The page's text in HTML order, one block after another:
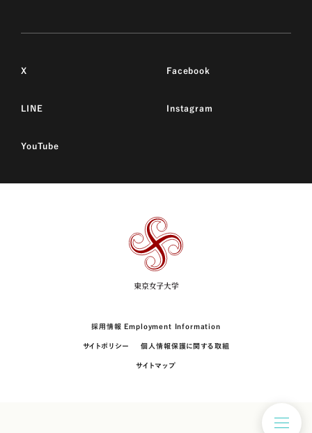
X Facebook
LINE Instagram
YouTube
東
採用情報 Employment Information
サイトポリシー 個人情報保護に関する取組
サイトマップ